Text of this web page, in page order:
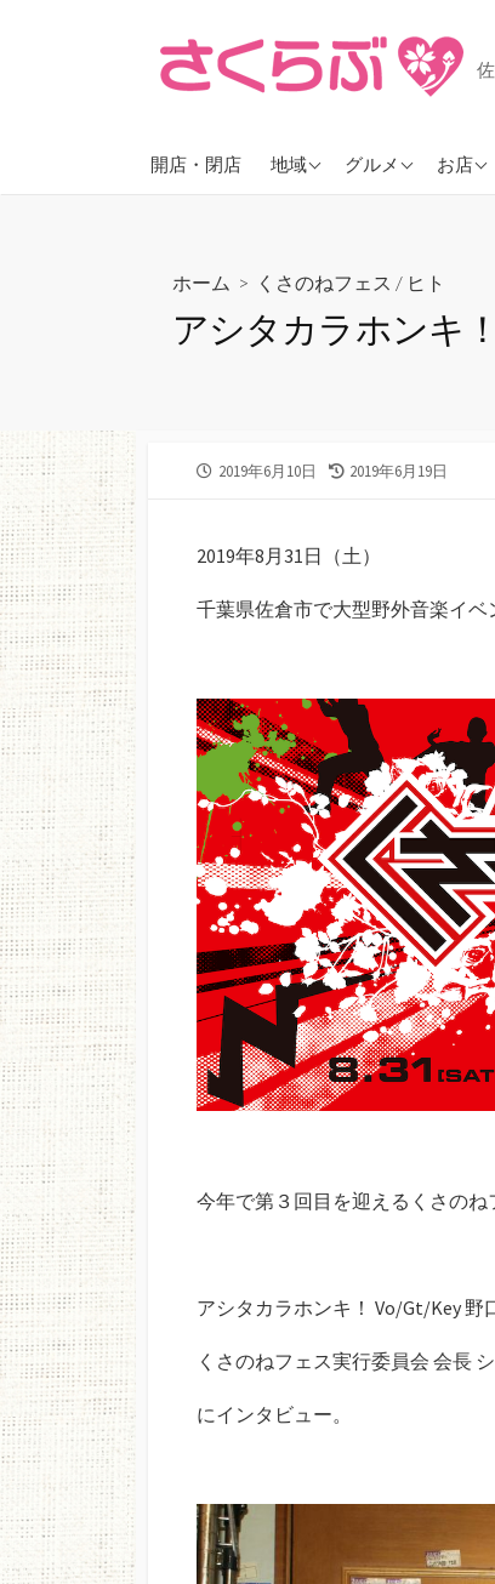
開店・閉店 地域
JR佐倉
ユーカリが丘
志津
大佐倉
グルメ
ラーメン
パン
そば・うどん
お店
ヘア
ホーム > くさのねフェス / ヒト
アシタカラホンキ
公
2019年6月10日
最
新
日
2019年6月19日
2019年8月31日（土）
千葉県佐倉市で大型野外音楽イベ
今年で第３回目を迎えるくさのね
アシタカラホンキ！ Vo/Gt/Key 野
くさのねフェス実行委員会 会長
にインタビュー。